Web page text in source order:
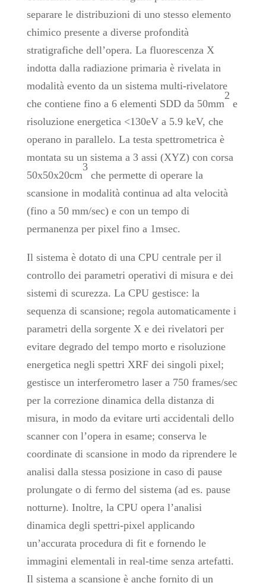
separare le distribuzioni di uno stesso elemento
chimico presente a diverse profondità
stratigrafiche dell’opera. La fluorescenza X
indotta dalla radiazione primaria è rivelata in
modalità evento da un sistema multi-rivelatore
che contiene fino a 6 elementi SDD da 50mm
2
e
risoluzione energetica <130eV a 5.9 keV, che
operano in parallelo. La testa spettrometrica è
montata su un sistema a 3 assi (XYZ) con corsa
50x50x20cm
3
che permette di operare la
scansione in modalità continua ad alta velocità
(fino a 50 mm/sec) e con un tempo di
permanenza per pixel fino a 1msec.
Il sistema è dotato di una CPU centrale per il
controllo dei parametri operativi di misura e dei
sistemi di scurezza. La CPU gestisce: la
sequenza di scansione; regola automaticamente i
parametri della sorgente X e dei rivelatori per
evitare degrado del tempo morto e risoluzione
energetica negli spettri XRF dei singoli pixel;
gestisce un interferometro laser a 750 frames/sec
per la correzione dinamica della distanza di
misura, in modo da evitare urti accidentali dello
scanner con l’opera in esame; conserva le
coordinate di scansione in modo da riprendere le
analisi dalla stessa posizione in caso di pause
prolungate o di fermo del sistema (ad es. pause
notturne). Inoltre, la CPU opera l’analisi
dinamica degli spettri-pixel applicando
un’accurata procedura di fit e fornendo le
immagini elementali in real-time senza artefatti.
Il sistema a scansione è anche fornito di un